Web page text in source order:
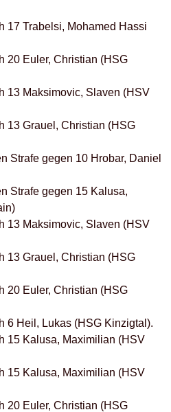
Trabelsi, Mohamed Hassi
Euler, Christian (HSG
Maksimovic, Slaven (HSV
Grauel, Christian (HSG
gegen 10 Hrobar, Daniel
gegen 15 Kalusa,
Maksimovic, Slaven (HSV
Grauel, Christian (HSG
Euler, Christian (HSG
Heil, Lukas (HSG Kinzigtal).
Kalusa, Maximilian (HSV
Kalusa, Maximilian (HSV
Euler, Christian (HSG